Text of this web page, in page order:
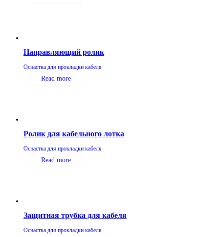
Направляющий ролик
Оснастка для прокладки кабеля
Read more
Ролик для кабельного лотка
Оснастка для прокладки кабеля
Read more
Защитная трубка для кабеля
Оснастка для прокладки кабеля